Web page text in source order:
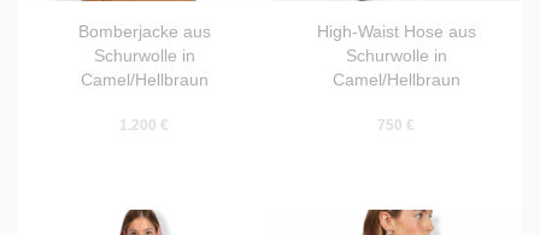
Bomberjacke aus
Schurwolle in
Camel/Hellbraun
1.200 €
High-Waist Hose aus
Schurwolle in
Camel/Hellbraun
750 €